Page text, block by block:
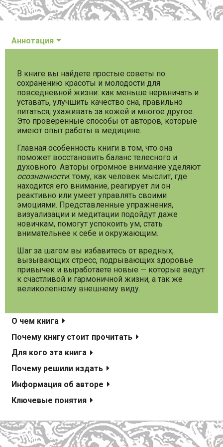
Аннотация
В книге вы найдете простые советы по
сохранению красоты и молодости для
повседневной жизни: как меньше нервничать и
уставать, улучшить качество сна, правильно
питаться, ухаживать за кожей и многое другое.
Это проверенные способы от авторов, которые
имеют опыт работы в медицине.
Главная особенность книги в том, что она
поможет восстановить баланс телесного и
духовного. Авторы огромное внимание уделяют
осознанности: тому, как человек мыслит, где
находится его внимание, реагирует ли он
реактивно или умеет управлять своими
эмоциями. Представленные упражнения,
визуализации и медитации подойдут даже
новичкам, помогут успокоить ум, стать
внимательнее к себе и окружающим.
Шаг за шагом вы избавитесь от вредных,
вызывающих стресс, подрывающих здоровье
привычек и выработаете новые — которые ведут
к счастливой и гармоничной жизни, а так же
великолепному внешнему виду.
О чем книга
Почему книгу стоит прочитать
Для кого эта книга
Почему решили издать
Информация об авторе
Ключевые понятия